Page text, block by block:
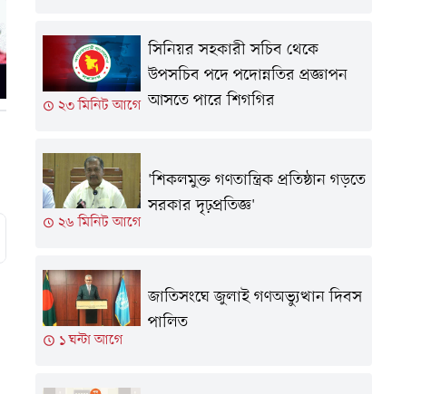
২৩ মিনিট আগে
সিনিয়র সহকারী সচিব থেকে
উপসচিব পদে পদোন্নতির প্রজ্ঞাপন
আসতে পারে শিগগির
২৬ মিনিট আগে
'শিকলমুক্ত গণতান্ত্রিক প্রতিষ্ঠান গড়তে
সরকার দৃঢ়প্রতিজ্ঞ'
১ ঘন্টা আগে
জাতিসংঘে জুলাই গণঅভ্যুত্থান দিবস
পালিত